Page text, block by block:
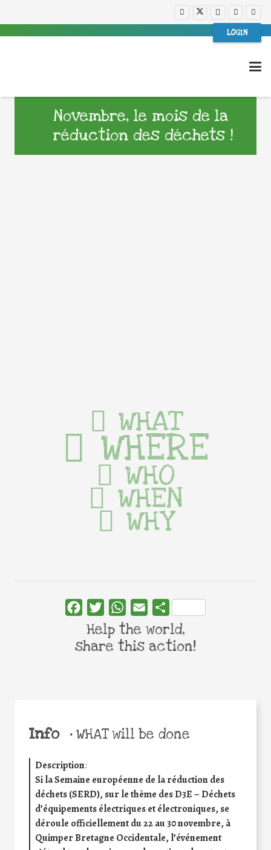
LOGIN
Novembre, le mois de la
réduction des déchets !
Info •WHAT will be done
Description:
Si la Semaine européenne de la réduction des
déchets (SERD), sur le thème des D3E – Déchets
d’équipements électriques et électroniques, se
déroule officiellement du 22 au 30 novembre, à
Quimper Bretagne Occidentale, l’événement
WHAT
WHERE
WHO
WHEN
WHY
FacebookTwitterWhatsApp
Email Share
Help the world,
share this action!